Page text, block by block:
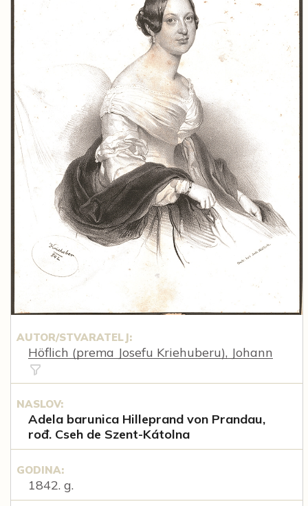
AUTOR/STVARATELJ:
Höflich (prema Josefu Kriehuberu), Johann
NASLOV:
Adela barunica Hilleprand von Prandau,
rođ. Cseh de Szent-Kátolna
GODINA:
1842. g.